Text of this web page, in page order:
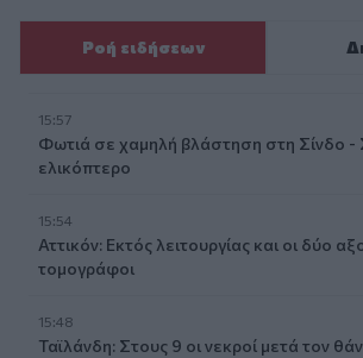
Ροή ειδήσεων
15:57
Φωτιά σε χαμηλή βλάστηση στη Σίνδο
ελικόπτερο
15:54
Αττικόν: Εκτός λειτουργίας και οι δύο
τομογράφοι
15:48
Ταϊλάνδη: Στους 9 οι νεκροί μετά τον